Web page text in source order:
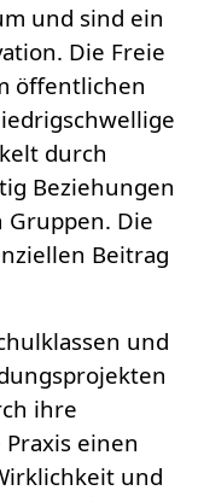
und sind ein
Die Freie
öffentlichen
durch
Beziehungen
Gruppen. Die
Beitrag
und
ihre
einen
und